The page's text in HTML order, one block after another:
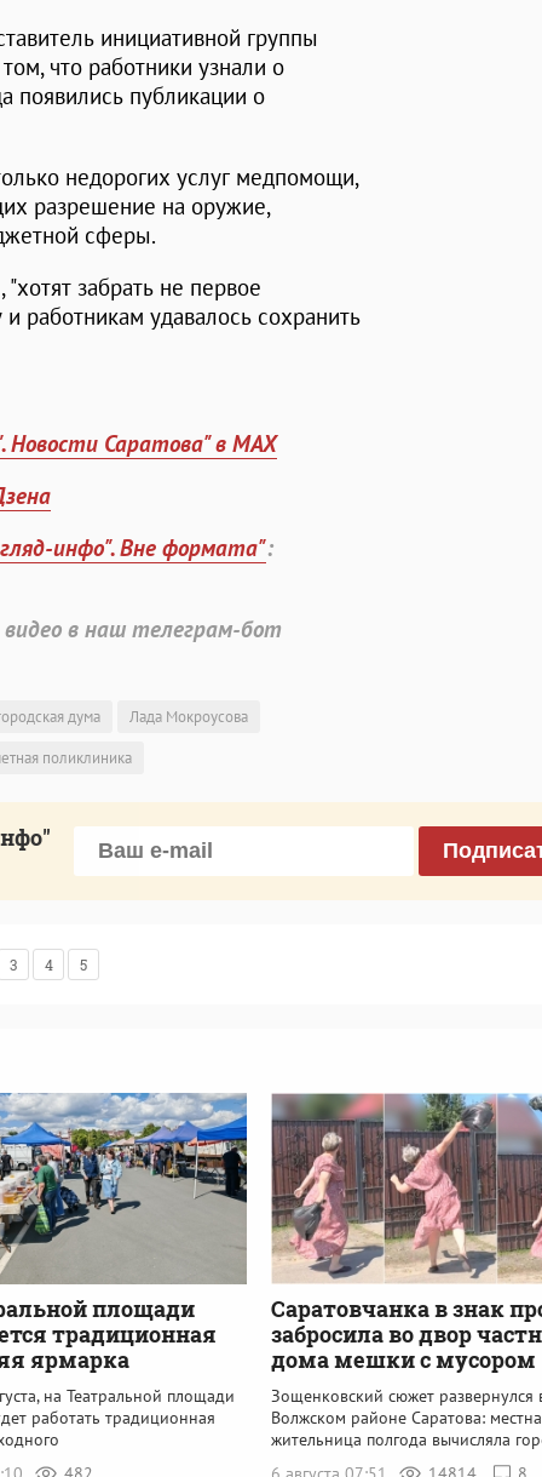
инициативной группы
что работники узнали о
появились публикации о
недорогих услуг медпомощи,
разрешение на оружие,
сферы.
забрать не первое
работникам удавалось сохранить
Новости Саратова" в MAX
инфо". Вне формата":
в наш телеграм-бот
дума
Лада Мокроусова
поликлиника
3 4 5
площади
традиционная
ярмарка
на Театральной площади
работать традиционная
Саратовчанка в знак
забросила во двор
дома мешки с мусором
Зощенковский сюжет развернулся
Волжском районе Саратова:
жительница полгода вычисляла